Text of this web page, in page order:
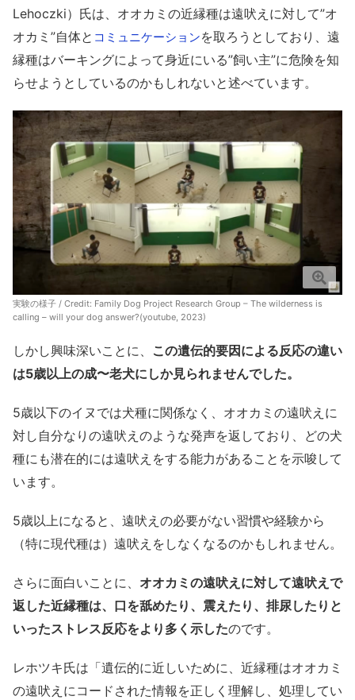
Lehoczki）氏は、オオカミの近縁種は遠吠えに対して”オ
オカミ”自体と コミュニケーションを取ろうとしており、遠
縁種はバーキングによって身近にいる”飼い主”に危険を知
らせようとしているのかもしれないと述べています。
実験の様子 / Credit: Family Dog Project Research Group – The wilderness is
calling – will your dog answer?(youtube, 2023)
しかし興味深いことに、 この遺伝的要因による反応の違い
は5歳以上の成〜老犬にしか見られませんでした。
5歳以下のイヌでは犬種に関係なく、オオカミの遠吠えに
対し自分なりの遠吠えのような発声を返しており、どの犬
種にも潜在的には遠吠えをする能力があることを示唆して
います。
5歳以上になると、遠吠えの必要がない習慣や経験から
（特に現代種は）遠吠えをしなくなるのかもしれません。
さらに面白いことに、 オオカミの遠吠えに対して遠吠えで
返した近縁種は、口を舐めたり、震えたり、排尿したりと
いったストレス反応をより多く示したのです。
レホツキ氏は「遺伝的に近しいために、近縁種はオオカミ
の遠吠えにコードされた情報を正しく理解し、処理してい